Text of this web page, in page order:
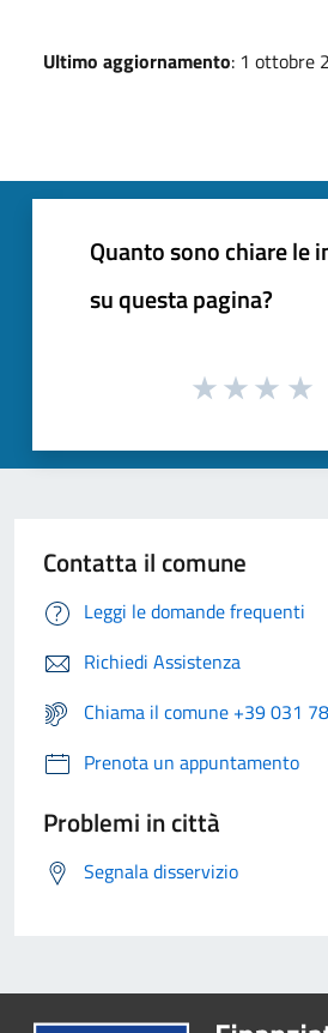
Ultimo aggiornamento: 1 ottobre
Quanto sono chiare le
su questa pagina?
Contatta il comune
Leggi le domande frequenti
Richiedi Assistenza
Chiama il comune +39 031
Prenota un appuntamento
Problemi in città
Segnala disservizio